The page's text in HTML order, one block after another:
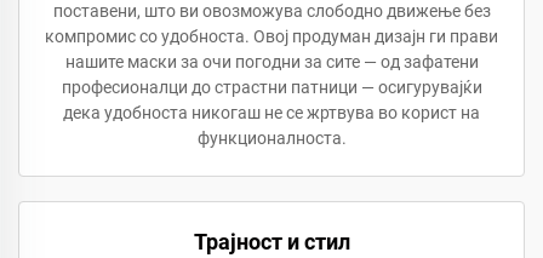
поставени, што ви овозможува слободно движење без
компромис со удобноста. Овој продуман дизајн ги прави
нашите маски за очи погодни за сите — од зафатени
професионалци до страстни патници — осигурувајќи
дека удобноста никогаш не се жртвува во корист на
функционалноста.
Трајност и стил